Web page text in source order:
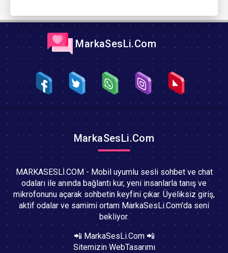
MarkaSesLi.Com
MarkaSesLi.Com
MARKASESLİ.COM - Mobil uyumlu sesli sohbet ve chat
odaları ile anında bağlantı kur, yeni insanlarla tanış ve
mikrofonunu açarak sohbetin keyfini çıkar. Üyeliksiz giriş,
aktif odalar ve samimi ortam MarkaSesLi.Com'da seni
bekliyor.
📲 MarkaSesLi.Com 📲
Sitemizin WebTasarımı